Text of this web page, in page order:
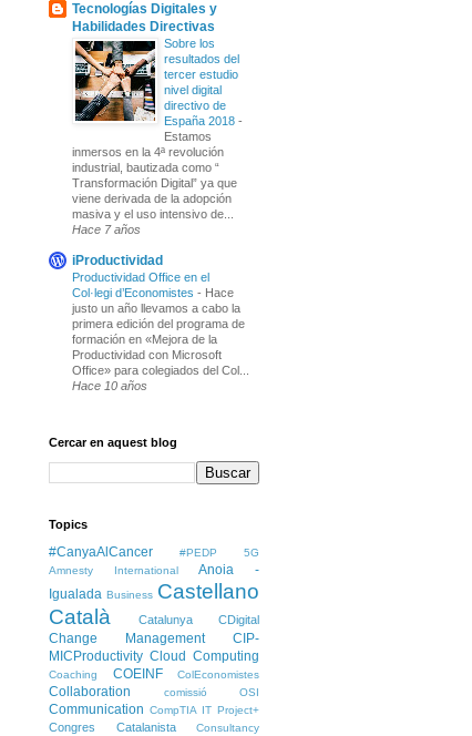
Tecnologías Digitales y
Habilidades Directivas
Sobre los
resultados del
tercer estudio
nivel digital
directivo de
España 2018 -
Estamos
inmersos en la 4ª revolución
industrial, bautizada como “
Transformación Digital” ya que
viene derivada de la adopción
masiva y el uso intensivo de...
Hace 7 años
iProductividad
Productividad Office en el
Col·legi d’Economistes - Hace
justo un año llevamos a cabo la
primera edición del programa de
formación en «Mejora de la
Productividad con Microsoft
Office» para colegiados del Col...
Hace 10 años
Cercar en aquest blog
Topics
#CanyaAlCancer #PEDP
5G
Amnesty International
Anoia -
Igualada Business Castellano
Català
Catalunya CDigital
Change Management
CIP-
MICProductivity Cloud Computing
Coaching COEINF ColEconomistes
Collaboration comissió OSI
Communication CompTIA IT Project+
Congres Catalanista Consultancy